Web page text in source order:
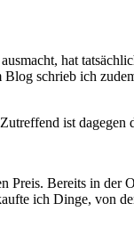
hat
schrieb ich
ist dagegen
Preis. Bereits in der
ich Dinge, von